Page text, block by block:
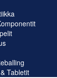
Tabletit